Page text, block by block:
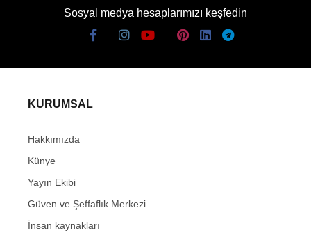
Sosyal medya hesaplarımızı keşfedin
KURUMSAL
Hakkımızda
Künye
Yayın Ekibi
Güven ve Şeffaflık Merkezi
İnsan kaynakları